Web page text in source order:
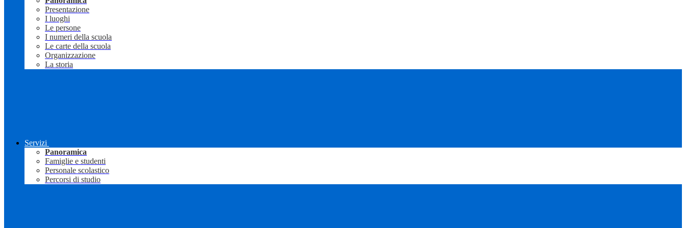
Presentazione
I luoghi
Le persone
I numeri della scuola
Le carte della scuola
Organizzazione
La storia
Servizi
Panoramica
Famiglie e studenti
Personale scolastico
Percorsi di studio